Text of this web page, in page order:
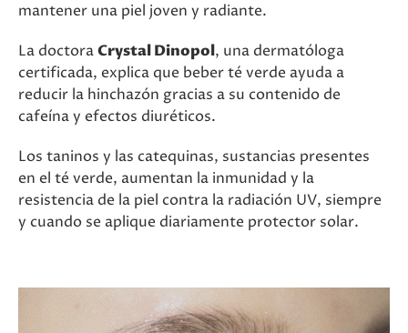
mantener una piel joven y radiante.
La doctoraCrystal Dinopol, una dermatóloga
certificada, explica que beber té verde ayuda a
reducir la hinchazón gracias a su contenido de
cafeína y efectos diuréticos.
Los taninos y las catequinas, sustancias presentes
en el té verde, aumentan la inmunidad y la
resistencia de la piel contra la radiación UV, siempre
y cuando se aplique diariamente protector solar.